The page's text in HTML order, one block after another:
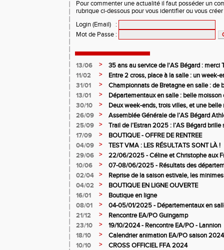
Pour commenter une actualité il faut posséder un
rubrique ci-dessous pour vous identifier ou vous
Login (Email)
:
Mot de Passe :
13/06 >
35 ans au service de l'AS Bégard : merci
11/02
>
Entre 2 cross, place à la salle : un week-
31/01
>
Championnats de Bretagne en salle : de
juniors filles de l’AS Bégard Athlétisme
13/01 >
Départementaux en salle : belle moisson
Bégard Athlétisme
30/10 >
Deux week-ends, trois villes, et une
pour l’AS Bégard !
26/09 >
Assemblée Générale de l’AS Bégard
25/09
>
Trail de l’Estran 2025 : l’AS Bégard brille
17/09
>
BOUTIQUE - OFFRE DE RENTREE
04/09
>
TEST VMA : LES RÉSULTATS SONT LÀ !
29/06
>
22/06/2025 - Céline et Christophe aux
10/06
>
07-08/06/2025 - Résultats des
02/04
>
Reprise de la saison estivale, les
04/02
>
BOUTIQUE EN LIGNE OUVERTE
16/01
>
Boutique en ligne
08/01
>
04-05/01/2025 - Départementaux en
21/12
>
Rencontre EA/PO Guingamp
23/10
>
19/10/2024 - Rencontre EA/PO - Lannion
18/10
>
Calendrier animation EA/PO saison
10/10
>
CROSS OFFICIEL FFA 2024